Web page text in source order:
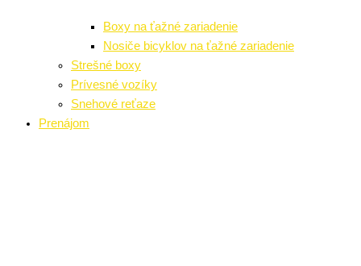
Boxy na ťažné zariadenie
Nosiče bicyklov na ťažné zariadenie
Strešné boxy
Prívesné vozíky
Snehové reťaze
Prenájom